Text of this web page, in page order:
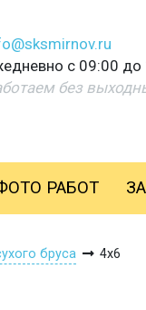
с 09:00 до
без
РАБОТ
бруса 4х6